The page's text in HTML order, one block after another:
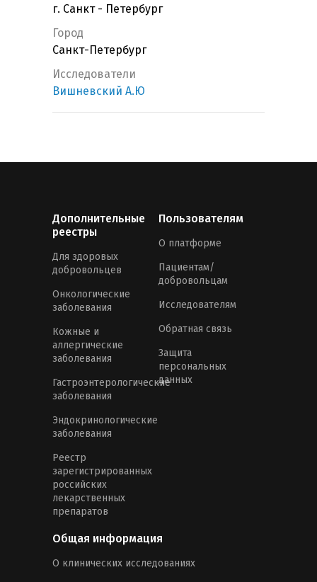
г. Санкт - Петербург
Город
Санкт-Петербург
Исследователи
Вишневский А.Ю
Дополнительные
реестры
Для здоровых
добровольцев
Онкологические
заболевания
Кожные и
аллергические
заболевания
Гастроэнтерологические
заболевания
Эндокринологические
заболевания
Реестр
зарегистрированных
российских
лекарственных
препаратов
Пользователям
О платформе
Пациентам/
добровольцам
Исследователям
Обратная связь
Защита
персональных
данных
Общая информация
О клинических исследованиях